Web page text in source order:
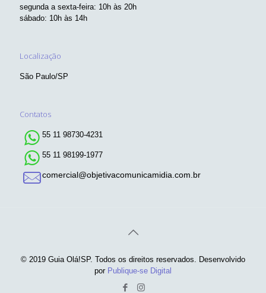
segunda a sexta-feira: 10h às 20h
sábado: 10h às 14h
Localização
São Paulo/SP
Contatos
55 11 98730-4231
55 11 98199-1977
comercial@objetivacomunicamidia.com.br
© 2019 Guia Olá!SP. Todos os direitos reservados. Desenvolvido
por Publique-se Digital